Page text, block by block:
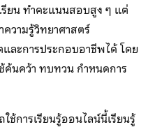
รียน ทำคะแนนสอบสูง ๆ แต่
วามรู้วิทยาศาสตร์
ละการประกอบอาชีพได้ โดย
ค้นคว้า ทบทวน กำหนดการ
ช้การเรียนรู้ออนไลน์นี้เรียนรู้